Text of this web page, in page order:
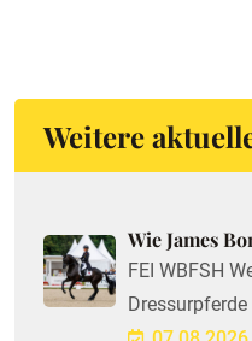
Weitere
Wie James
FEI WBFSH
Dressurpferde